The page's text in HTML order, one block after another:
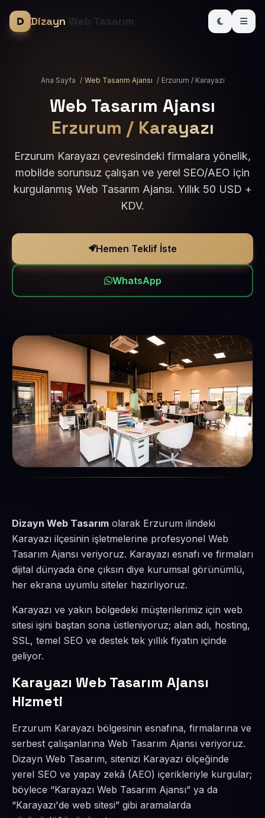
Dizayn Web Tasarım
Ana Sayfa / Web Tasarım Ajansı / Erzurum / Karayazı
Web Tasarım Ajansı
Erzurum / Karayazı
Erzurum Karayazı çevresindeki firmalara yönelik,
mobilde sorunsuz çalışan ve yerel SEO/AEO için
kurgulanmış Web Tasarım Ajansı. Yıllık 50 USD +
KDV.
Hemen Teklif İste
WhatsApp
Dizayn Web Tasarım olarak Erzurum ilindeki
Karayazı ilçesinin işletmelerine profesyonel Web
Tasarım Ajansı veriyoruz. Karayazı esnafı ve firmaları
dijital dünyada öne çıksın diye kurumsal görünümlü,
her ekrana uyumlu siteler hazırlıyoruz.
Karayazı ve yakın bölgedeki müşterilerimiz için web
sitesi işini baştan sona üstleniyoruz; alan adı, hosting,
SSL, temel SEO ve destek tek yıllık fiyatın içinde
geliyor.
Karayazı Web Tasarım Ajansı
Hizmeti
Erzurum Karayazı bölgesinin esnafına, firmalarına ve
serbest çalışanlarına Web Tasarım Ajansı veriyoruz.
Dizayn Web Tasarım, sitenizi Karayazı ölçeğinde
yerel SEO ve yapay zekâ (AEO) içerikleriyle kurgular;
böylece “Karayazı Web Tasarım Ajansı” ya da
“Karayazı'de web sitesi” gibi aramalarda